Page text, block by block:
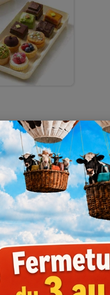
1-2
(prix HT)
66,56 €
80,50 €